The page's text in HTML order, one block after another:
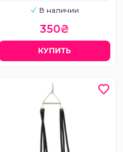
В наличии
350₴
КУПИТЬ